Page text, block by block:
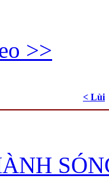
>>
< Lùi